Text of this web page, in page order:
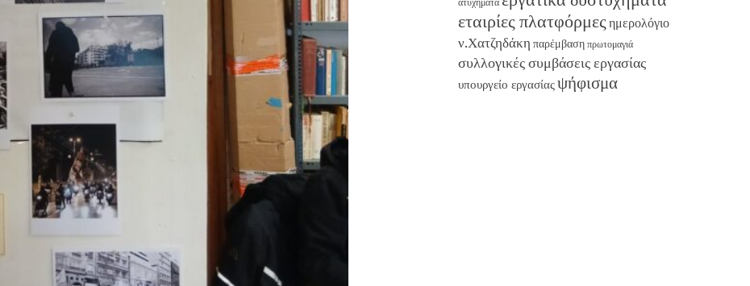
εταιρίες πλατφόρμες ημερολόγιο
ν.Χατζηδάκη παρέμβαση πρωτομαγιά
συλλογικές συμβάσεις εργασίας
υπουργείο εργασίαςψήφισμα